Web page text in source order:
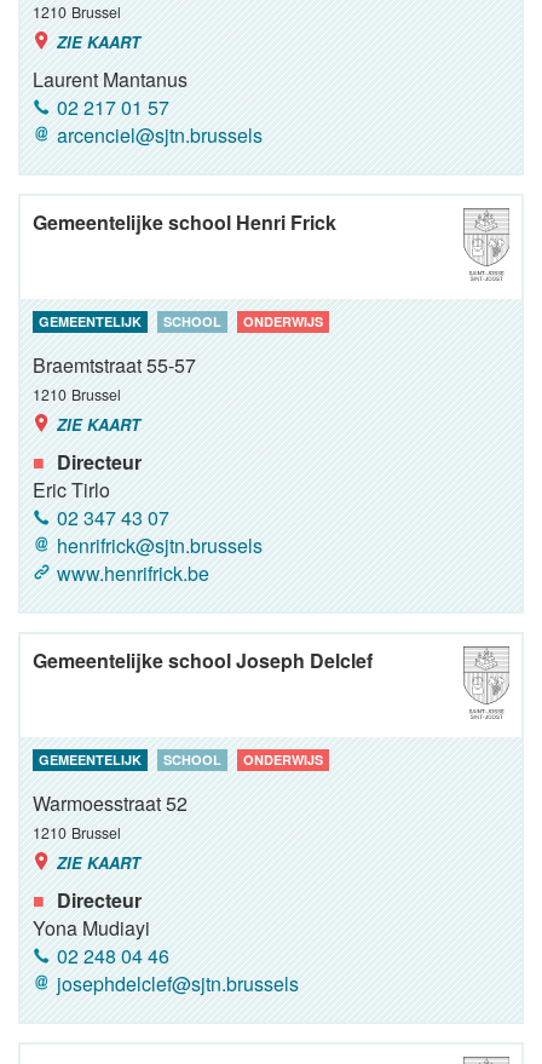
1210 Brussel
ZIE KAART
Laurent Mantanus
02 217 01 57
arcenciel@sjtn.brussels
Gemeentelijke school Henri Frick
GEMEENTELIJK SCHOOL ONDERWIJS
Braemtstraat 55-57
1210 Brussel
ZIE KAART
Directeur
Eric Tirlo
02 347 43 07
henrifrick@sjtn.brussels
www.henrifrick.be
Gemeentelijke school Joseph Delclef
GEMEENTELIJK SCHOOL ONDERWIJS
Warmoesstraat 52
1210 Brussel
ZIE KAART
Directeur
Yona Mudiayi
02 248 04 46
josephdelclef@sjtn.brussels